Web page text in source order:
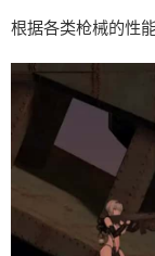
根据各类枪械的性